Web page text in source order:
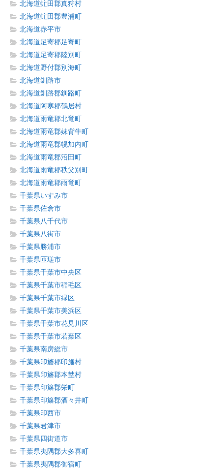
北海道虻田郡真狩村
北海道虻田郡豊浦町
北海道赤平市
北海道足寄郡足寄町
北海道足寄郡陸別町
北海道野付郡別海町
北海道釧路市
北海道釧路郡釧路町
北海道阿寒郡鶴居村
北海道雨竜郡北竜町
北海道雨竜郡妹背牛町
北海道雨竜郡幌加内町
北海道雨竜郡沼田町
北海道雨竜郡秩父別町
北海道雨竜郡雨竜町
千葉県いすみ市
千葉県佐倉市
千葉県八千代市
千葉県八街市
千葉県勝浦市
千葉県匝瑳市
千葉県千葉市中央区
千葉県千葉市稲毛区
千葉県千葉市緑区
千葉県千葉市美浜区
千葉県千葉市花見川区
千葉県千葉市若葉区
千葉県南房総市
千葉県印旛郡印旛村
千葉県印旛郡本埜村
千葉県印旛郡栄町
千葉県印旛郡酒々井町
千葉県印西市
千葉県君津市
千葉県四街道市
千葉県夷隅郡大多喜町
千葉県夷隅郡御宿町